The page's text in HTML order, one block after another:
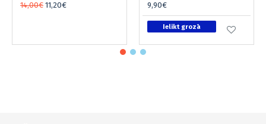
14,00€ 11,20€ 9,90€
Ielikt grozā